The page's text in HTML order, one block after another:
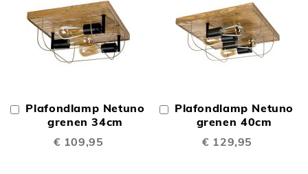
Plafondlamp Netuno
grenen 34cm
€ 109,95
In
Winkelwagen
Plafondlamp Netuno
grenen 40cm
€ 129,95
In
Winkelwagen